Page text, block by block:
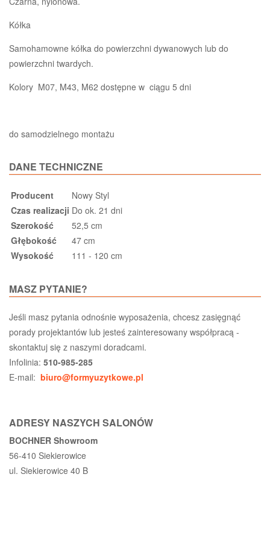
Kółka
Samohamowne kółka do powierzchni dywanowych lub do
powierzchni twardych.
Kolory M07, M43, M62 dostępne w ciągu 5 dni
do samodzielnego montażu
DANE TECHNICZNE
Producent
Nowy Styl
Czas realizacji Do ok. 21 dni
Szerokość
52,5 cm
Głębokość
47 cm
Wysokość
111 - 120 cm
MASZ PYTANIE?
Jeśli masz pytania odnośnie wyposażenia, chcesz zasięgnąć
porady projektantów lub jesteś zainteresowany współpracą -
skontaktuj się z naszymi doradcami.
Infolinia: 510-985-285
E-mail: biuro@formyuzytkowe.pl
ADRESY NASZYCH SALONÓW
BOCHNER Showroom
56-410 Siekierowice
ul. Siekierowice 40 B